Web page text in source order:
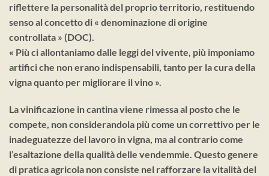
riflettere la personalità del proprio territorio, restituendo
senso al concetto di « denominazione di origine
controllata » (DOC).
« Più ci allontaniamo dalle leggi del vivente, più imponiamo
artifici che non erano indispensabili, tanto per la cura della
vigna quanto per migliorare il vino ».
La vinificazione in cantina viene rimessa al posto che le
compete, non considerandola più come un correttivo per le
inadeguatezze del lavoro in vigna, ma al contrario come
l’esaltazione della qualità delle vendemmie. Questo genere
di pratica agricola non consiste nel rafforzare la vitalità del